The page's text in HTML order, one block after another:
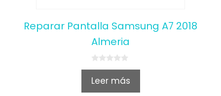
Reparar Pantalla Samsung A7 2018
Almeria
0
u
Leer más